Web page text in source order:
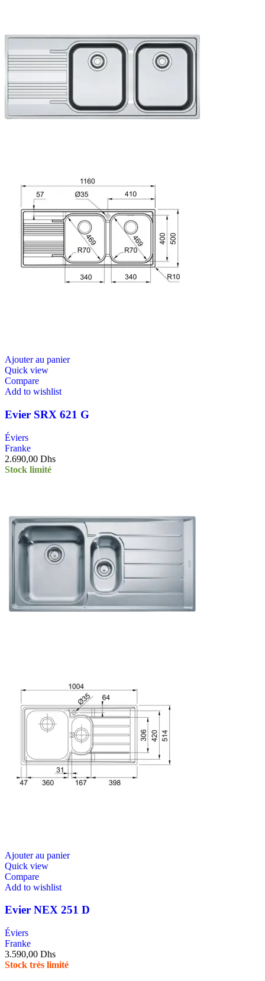
Ajouter au panier
Quick view
Compare
Add to wishlist
Evier SRX 621 G
Éviers
Franke
2.690,00 Dhs
Stock limité
Ajouter au panier
Quick view
Compare
Add to wishlist
Evier NEX 251 D
Éviers
Franke
3.590,00 Dhs
Stock très limité